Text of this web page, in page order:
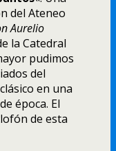
del Ateneo
Aurelio
la Catedral
pudimos
del
en una
época. El
de esta